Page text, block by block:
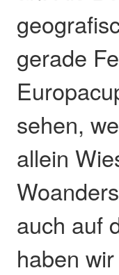
gerade
sehen,
allein
auch auf
haben